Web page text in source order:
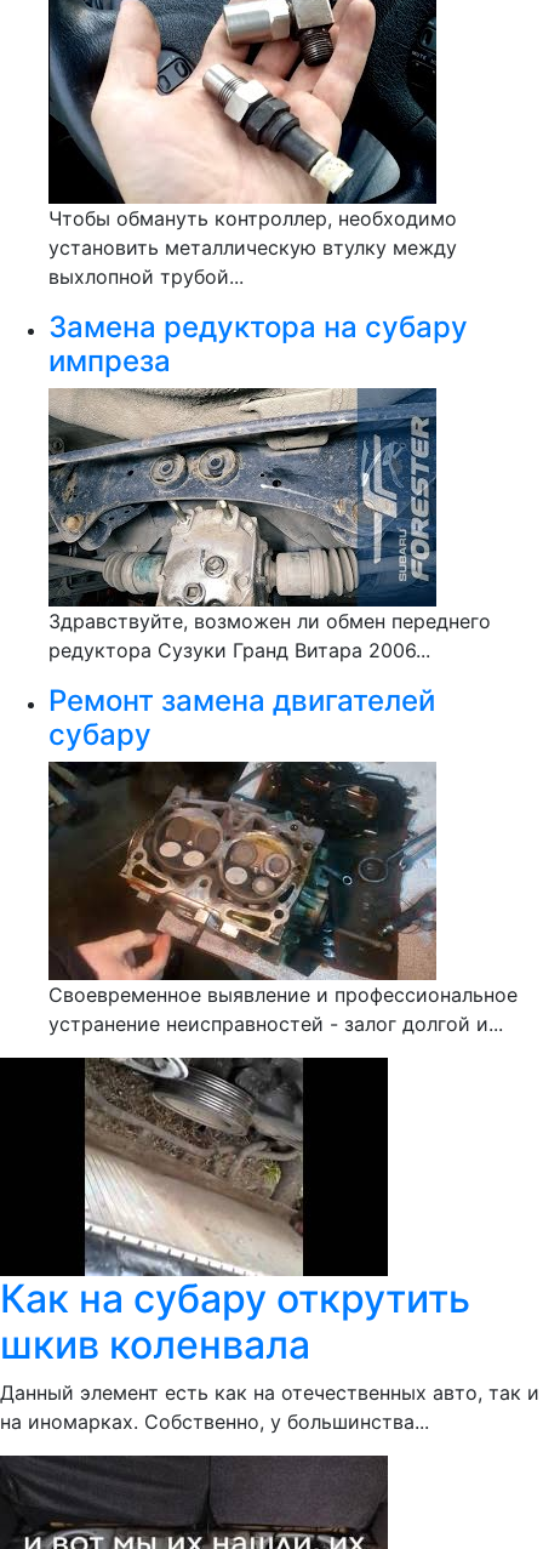
Чтобы обмануть контроллер, необходимо
установить металлическую втулку между
выхлопной трубой...
Замена редуктора на субару
импреза
Здравствуйте, возможен ли обмен переднего
редуктора Сузуки Гранд Витара 2006...
Ремонт замена двигателей
субару
Своевременное выявление и профессиональное
устранение неисправностей - залог долгой и...
Как на субару открутить
шкив коленвала
Данный элемент есть как на отечественных авто, так и
на иномарках. Собственно, у большинства...